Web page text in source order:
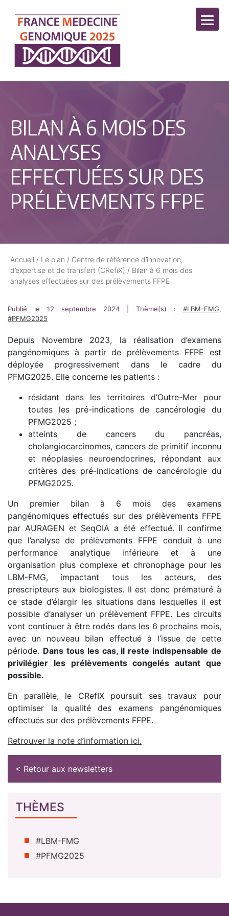
BILAN À 6 MOIS DES
ANALYSES
EFFECTUÉES SUR DES
PRÉLÈVEMENTS FFPE
Accueil / Le plan / Centre de référence d’innovation,
d’expertise et de transfert (CRefiX) / Bilan à 6 mois des
analyses effectuées sur des prélèvements FFPE
Publié le 12 septembre 2024 Thème(s) : #LBM-FMG,
#PFMG2025
Depuis Novembre 2023, la réalisation d’examens
pangénomiques à partir de prélèvements FFPE est
déployée progressivement dans le cadre du
PFMG2025. Elle concerne les patients :
résidant dans les territoires d’Outre-Mer pour
toutes les pré-indications de cancérologie du
PFMG2025 ;
atteints de cancers du pancréas,
cholangiocarcinomes, cancers de primitif inconnu
et néoplasies neuroendocrines, répondant aux
critères des pré-indications de cancérologie du
PFMG2025.
Un premier bilan à 6 mois des examens
pangénomiques effectués sur des prélèvements FFPE
par AURAGEN et SeqOIA a été effectué. Il confirme
que l’analyse de prélèvements FFPE conduit à une
performance analytique inférieure et à une
organisation plus complexe et chronophage pour les
LBM-FMG, impactant tous les acteurs, des
prescripteurs aux biologistes. Il est donc prématuré à
ce stade d’élargir les situations dans lesquelles il est
possible d’analyser un prélèvement FFPE. Les circuits
vont continuer à être rodés dans les 6 prochains mois,
avec un nouveau bilan effectué à l’issue de cette
période. Dans tous les cas, il reste indispensable de
privilégier les prélèvements congelés autant que
possible.
En parallèle, le CRefIX poursuit ses travaux pour
optimiser la qualité des examens pangénomiques
effectués sur des prélèvements FFPE.
Retrouver la note d’information ici.
< Retour aux newsletters
THÈMES
#LBM-FMG
#PFMG2025